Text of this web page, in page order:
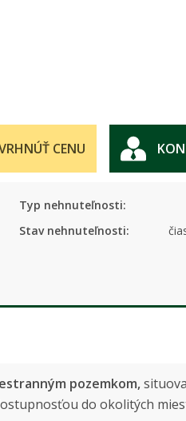
CENU
Typ nehnuteľnosti:
Stav nehnuteľnosti:
pozemkom,
do okolitých